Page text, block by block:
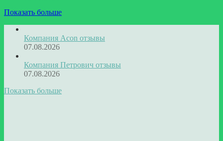
Показать больше
Компания Acon отзывы
07.08.2026
Компания Петрович отзывы
07.08.2026
Показать больше